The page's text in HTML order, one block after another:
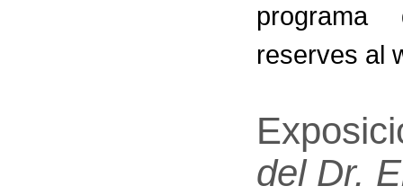
programa
reserves al
del Dr.